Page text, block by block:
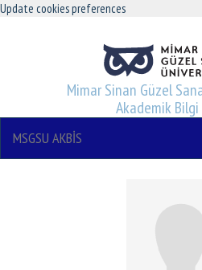
Update cookies preferences
Mimar Sinan Güzel
Akademik
MSGSU AKBİS